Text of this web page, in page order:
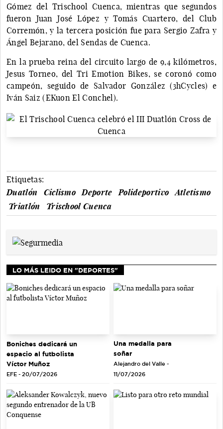
Gómez del Trischool Cuenca, mientras que segundos
fueron Juan José López y Tomás Cuartero, del Club
Corremón, y la tercera posición fue para Sergio Zafra y
Ángel Bejarano, del Sendas de Cuenca.
En la prueba reina del circuito largo de 9,4 kilómetros,
Jesus Torneo, del Tri Emotion Bikes, se coronó como
campeón, seguido de Salvador González (3hCycles) e
Iván Saiz (EKuon El Conchel).
Etiquetas:
Duatlón
Ciclismo Deporte Polideportivo
Atletismo
Triatlón
Trischool Cuenca
LO MÁS LEIDO EN "DEPORTES"
Boniches dedicará un
espacio al futbolista
Víctor Muñoz
EFE - 20/07/2026
Una medalla para
soñar
Alejandro del Valle -
11/07/2026